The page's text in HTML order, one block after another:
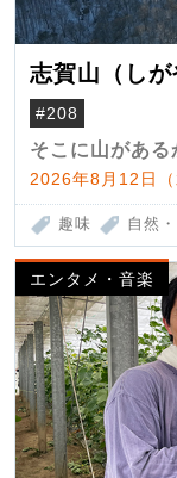
志賀山（し
#208
そこに山がある
2026年8月12日
趣味 自然
エンタメ・音楽